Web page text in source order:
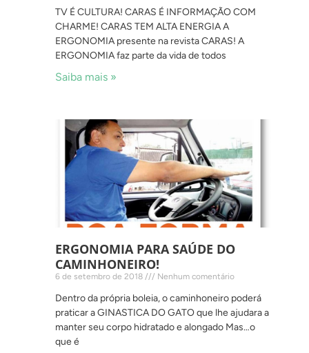
TV É CULTURA! CARAS É INFORMAÇÃO COM
CHARME! CARAS TEM ALTA ENERGIA A
ERGONOMIA presente na revista CARAS! A
ERGONOMIA faz parte da vida de todos
Saiba mais »
ERGONOMIA PARA SAÚDE DO
CAMINHONEIRO!
6 de setembro de 2018 Nenhum comentário
Dentro da própria boleia, o caminhoneiro poderá
praticar a GINASTICA DO GATO que lhe ajudara a
manter seu corpo hidratado e alongado Mas…o
que é